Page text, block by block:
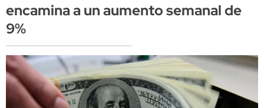
encamina a un aumento semanal de
9%